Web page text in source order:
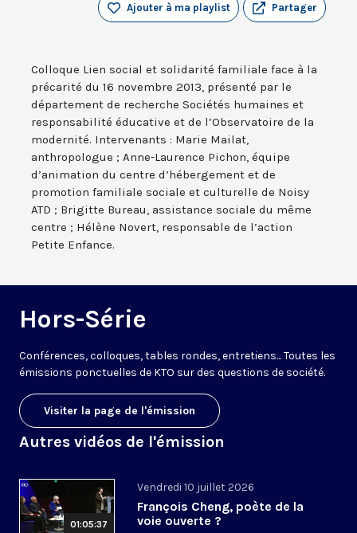
Partager
Ajouter à ma playlist
Colloque Lien social et solidarité familiale face à la
précarité du 16 novembre 2013, présenté par le
département de recherche Sociétés humaines et
responsabilité éducative et de l’Observatoire de la
modernité. Intervenants : Marie Mailat,
anthropologue ; Anne-Laurence Pichon, équipe
d’animation du centre d’hébergement et de
promotion familiale sociale et culturelle de Noisy
ATD ; Brigitte Bureau, assistance sociale du même
centre ; Hélène Novert, responsable de l’action
Petite Enfance.
Hors-Série
Conférences, colloques, tables rondes, entretiens... Toutes les
émissions ponctuelles de KTO sur des questions de société.
Visiter la page de l'émission
Autres vidéos de l'émission
01:05:37
Vendredi 10 juillet 2026
François Cheng, poète de la
voie ouverte ?